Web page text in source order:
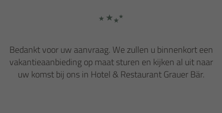
Bedankt voor uw aanvraag. We zullen u binnenkort een
vakantieaanbieding op maat sturen en kijken al uit naar
uw komst bij ons in Hotel & Restaurant Grauer Bär.